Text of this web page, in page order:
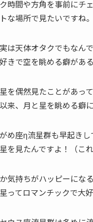
時間や方角を事前にチ
な場所で見たいですね。
は天体オタクでもなん
きで空を眺める癖がある
を偶然見たことがあっ
来、月と星を眺める癖
め座η流星群も早起き
を見たんですよ！（これ
気持ちがハッピーにな
ってロマンチックで大好